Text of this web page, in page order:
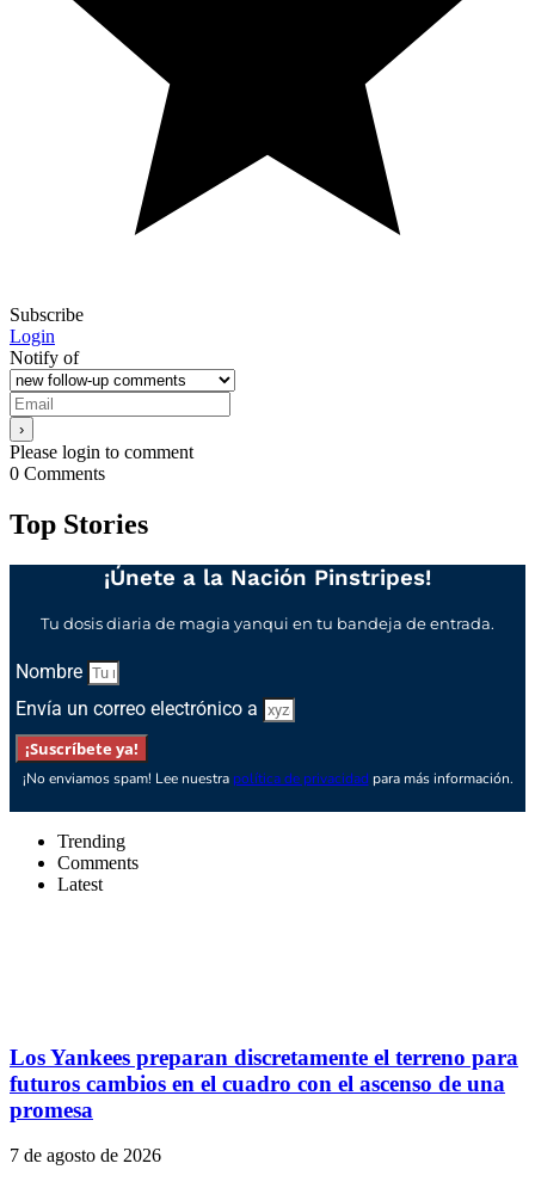
Subscribe
Login
Notify of
Please login to comment
0 Comments
Top Stories
¡Únete a la Nación Pinstripes!
Tu dosis diaria de magia yanqui en tu bandeja de entrada.
Nombre
Envía un correo electrónico a
¡Suscríbete ya!
¡No enviamos spam! Lee nuestra política de privacidad para más información.
Trending
Comments
Latest
Los Yankees preparan discretamente el terreno para
futuros cambios en el cuadro con el ascenso de una
promesa
7 de agosto de 2026